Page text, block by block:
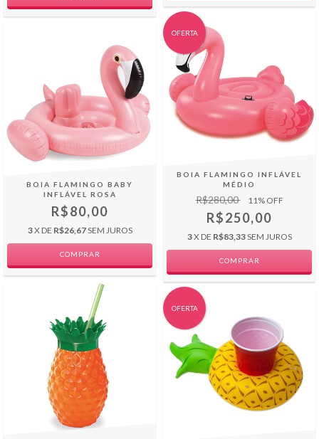
BOIA FLAMINGO BABY
INFLÁVEL ROSA
R$80,00
3X DE R$26,67SEM JUROS
COMPRAR
OFERTA
BOIA FLAMINGO INFLÁVEL
MÉDIO
R$280,00 11 % OFF
R$250,00
3X DE R$83,33SEM JUROS
OFERTA